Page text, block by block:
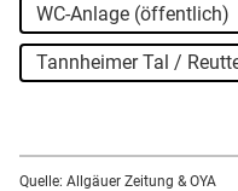
WC-Anlage (öffentlich)
Tannheimer Tal /
Quelle: Allgäuer Zeitung & OYA